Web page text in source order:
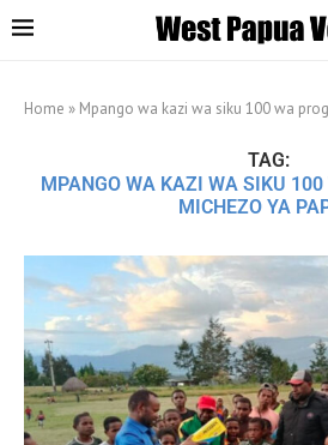
Home » Mpango wa kazi wa siku 100 wa
TAG:
MPANGO WA KAZI WA SIKU 100
MICHEZO YA